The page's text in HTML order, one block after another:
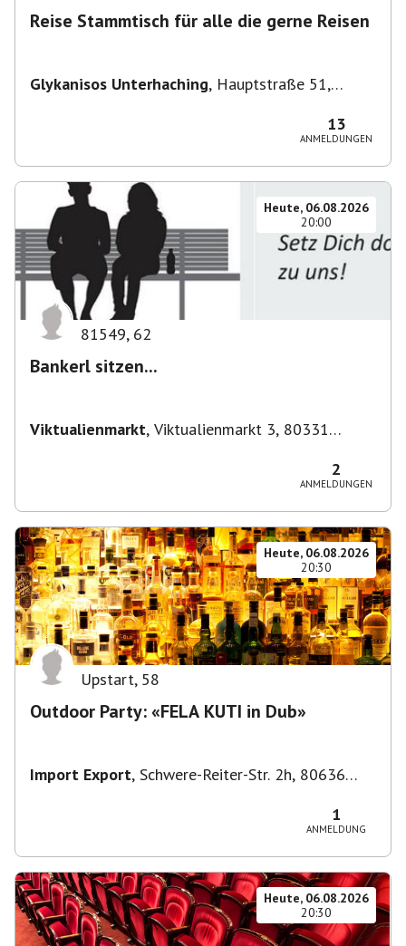
Reise Stammtisch für alle die gerne Reisen
Glykanisos Unterhaching, Hauptstraße 51,
13
ANMELDUNGEN
Heute, 06.08.2026
20:00
81549, 62
Bankerl sitzen...
Viktualienmarkt, Viktualienmarkt 3, 80331
2
ANMELDUNGEN
Heute, 06.08.2026
20:30
Upstart, 58
Outdoor Party: «FELA KUTI in Dub»
Import Export, Schwere-Reiter-Str. 2h, 80636
1
ANMELDUNG
Heute, 06.08.2026
20:30